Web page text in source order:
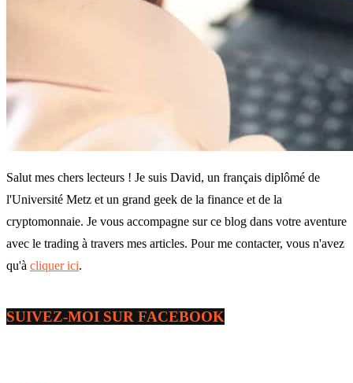
Salut mes chers lecteurs ! Je suis David, un français diplômé de
l'Université Metz et un grand geek de la finance et de la
cryptomonnaie. Je vous accompagne sur ce blog dans votre aventure
avec le trading à travers mes articles. Pour me contacter, vous n'avez
qu'à cliquer ici.
SUIVEZ-MOI SUR FACEBOOK